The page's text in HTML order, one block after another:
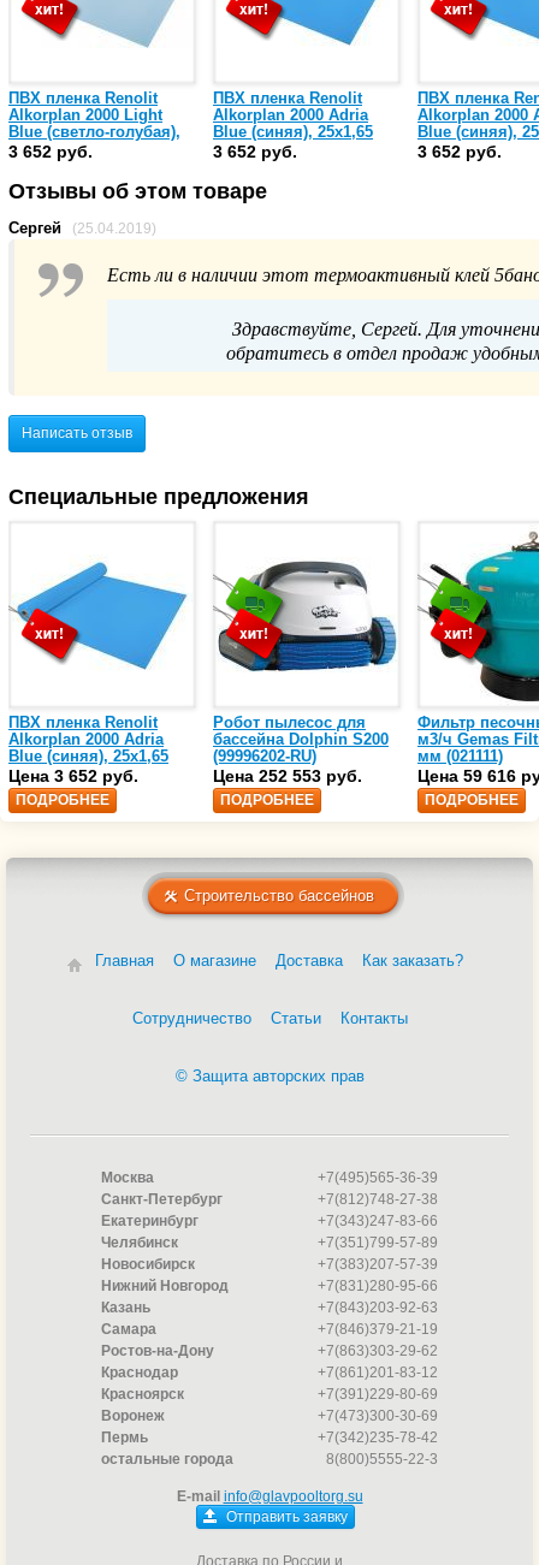
ПВХ пленка Renolit
Alkorplan 2000 Light
Blue (светло-голубая),
25х2,05 (35216008 /
35216208)
3 652 руб.
ПВХ пленка Renolit
Alkorplan 2000 Adria
Blue (синяя), 25х1,65
(35216203)
3 652 руб.
ПВХ пленка
Alkorplan 2000
Blue (синяя),
(35216007 /
3 652 руб.
Отзывы об этом товаре
Сергей (25.04.2019)
Есть ли в наличии этот термоактивный клей
Здравствуйте, Сергей. Для
обратитесь в отдел продаж
Написать отзыв
Специальные предложения
ПВХ пленка Renolit
Alkorplan 2000 Adria
Blue (синяя), 25х1,65
(35216203)
Цена 3 652 руб.
ПОДРОБНЕЕ
Робот пылесос для
бассейна Dolphin S200
(99996202-RU)
Цена 252 553 руб.
ПОДРОБНЕЕ
Фильтр
м3/ч Gemas
мм (021111)
Цена 59 616
ПОДРОБНЕЕ
Строительство бассейнов
Главная О магазине Доставка Как заказать?
Сотрудничество Статьи Контакты
© Защита авторских прав
Москва
+7(495)565-36-39
Санкт-Петербург
+7(812)748-27-38
Екатеринбург
+7(343)247-83-66
Челябинск
+7(351)799-57-89
Новосибирск
+7(383)207-57-39
Нижний Новгород
+7(831)280-95-66
Казань
+7(843)203-92-63
Самара
+7(846)379-21-19
Ростов-на-Дону
+7(863)303-29-62
Краснодар
+7(861)201-83-12
Красноярск
+7(391)229-80-69
Воронеж
+7(473)300-30-69
Пермь
+7(342)235-78-42
остальные города
8(800)5555-22-3
E-mail info@glavpooltorg.su
Отправить заявку
Доставка по России и